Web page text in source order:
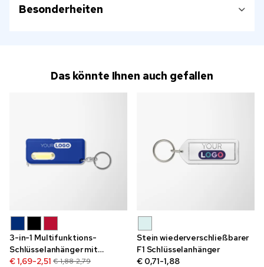
Besonderheiten
Das könnte Ihnen auch gefallen
3-in-1 Multifunktions-
Schlüsselanhänger mit
Taschenlampe
€ 1,69-2,51 € 1,88-2,79
Stein wiederverschließbarer
F1 Schlüsselanhänger
€ 0,71-1,88